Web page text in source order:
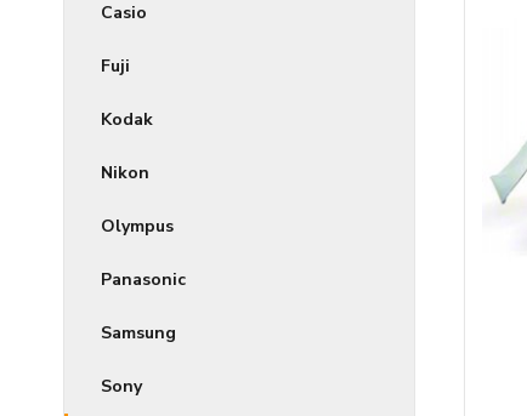
Casio
Fuji
Kodak
Nikon
Olympus
Panasonic
Samsung
Sony